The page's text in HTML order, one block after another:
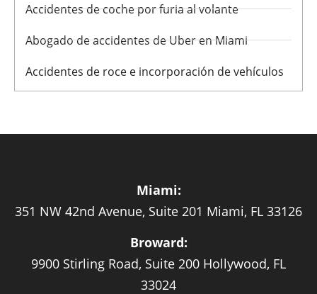
Accidentes de coche por furia al volante
Abogado de accidentes de Uber en Miami
Accidentes de roce e incorporación de vehículos
Miami:
351 NW 42nd Avenue, Suite 201 Miami, FL 33126
Broward:
9900 Stirling Road, Suite 200 Hollywood, FL
33024